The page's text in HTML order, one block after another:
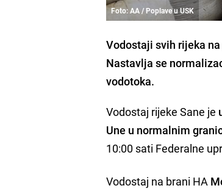
Foto: AA / Poplave u USK
Vodostaji svih rijeka
Nastavlja se
vodotoka.
Vodostaj rijeke Sane je
Une u normalnim
10:00 sati Federalne
Vodostaj na brani HA